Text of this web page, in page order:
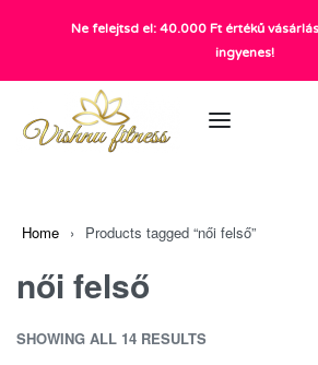
+36 20 372 2969
info@vishnu.hu
Home › Products tagged “női felső”
női felső
SHOWING ALL 14 RESULTS
Ne felejtsd el: 40.000 Ft értékű
ingyenes!